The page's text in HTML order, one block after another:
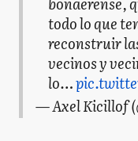
todo lo que
reconstruir
vecinos y
lo…
— Axel Kicillof